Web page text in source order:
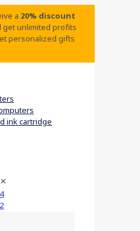
a 20% discount
get unlimited profits
personalized gifts
ink cartridge
✕